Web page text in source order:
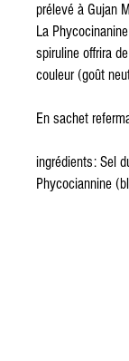
prélevé à Gujan
La
spiruline offrira
couleur (goût
En sachet
ingrédients: Sel
Phycociannine